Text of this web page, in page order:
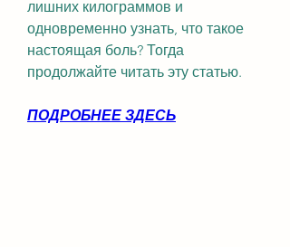
лишних килограммов и
одновременно узнать, что такое
настоящая боль? Тогда
продолжайте читать эту статью.
ПОДРОБНЕЕ ЗДЕСЬ